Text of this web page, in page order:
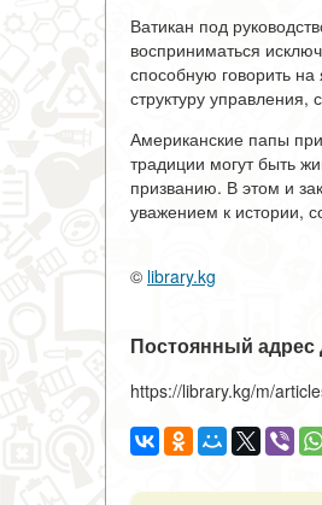
Ватикан под
восприниматься
способную говорить
структуру
Американские папы
традиции могут быть
призванию. В этом и
уважением к истории,
© library.kg
Постоянный адрес
https://library.kg/m/